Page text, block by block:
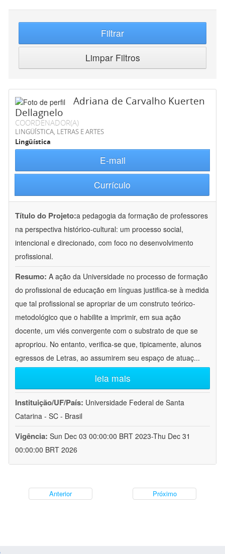
Filtrar
Limpar Filtros
Adriana de Carvalho Kuerten
Dellagnelo
COORDENADOR(A)
LINGÜÍSTICA, LETRAS E ARTES
Lingüística
E-mail
Currículo
Título do Projeto:a pedagogia da formação de professores
na perspectiva histórico-cultural: um processo social,
intencional e direcionado, com foco no desenvolvimento
profissional.
Resumo: A ação da Universidade no processo de formação
do profissional de educação em línguas justifica-se à medida
que tal profissional se apropriar de um construto teórico-
metodológico que o habilite a imprimir, em sua ação
docente, um viés convergente com o substrato de que se
apropriou. No entanto, verifica-se que, tipicamente, alunos
egressos de Letras, ao assumirem seu espaço de atuaç...
leia mais
Instituição/UF/País: Universidade Federal de Santa
Catarina - SC - Brasil
Vigência: Sun Dec 03 00:00:00 BRT 2023-Thu Dec 31
00:00:00 BRT 2026
Anterior Próximo